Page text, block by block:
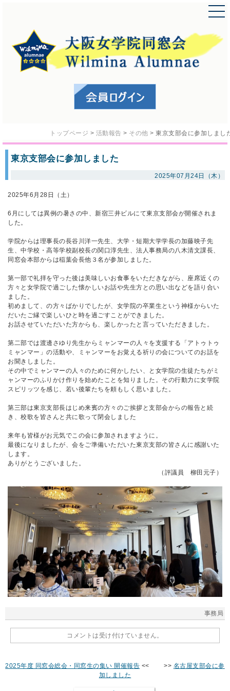
トップページ > 活動報告 > その他 > 東京支部会に参加しまし
東京支部会に参加しました
2025年07月24日（木）
2025年6月28日（土）
6月にしては異例の暑さの中、新宿三井ビルにて東京支部会が開催されま
した。
学院からは理事長の長谷川洋一先生、大学・短期大学学長の加藤映子先
生、中学校・高等学校副校長の関口淳先生、法人事務局の八木清文課長、
同窓会本部からは稲葉会長他３名が参加しました。
第一部で礼拝を守った後は美味しいお食事をいただきながら、座席近くの
方々と女学院で過ごした懐かしいお話や先生方との思い出などを語り合い
ました。
初めまして、の方々ばかりでしたが、女学院の卒業生という神様からいた
だいたご縁で楽しいひと時を過ごすことができました。
お話させていただいた方からも、楽しかったと言っていただきました。
第二部では渡邊さゆり先生からミャンマーの人々を支援する「アトゥトゥ
ミャンマー」の活動や、ミャンマーをお覚える祈りの会についてのお話を
お聞きしました。
その中でミャンマーの人々のために何かしたい、と女学院の生徒たちがミ
ャンマーのふりかけ作りを始めたことを知りました。その行動力に女学院
スピリッツを感じ、若い後輩たちを頼もしく思いました。
第三部は東京支部長はじめ来賓の方々のご挨拶と支部会からの報告と続
き、校歌を皆さんと共に歌って閉会しました
来年も皆様がお元気でこの会に参加されますように。
最後になりましたが、会をご準備いただいた東京支部の皆さんに感謝いた
します。
ありがとうございました。
（評議員 柳田元子）
事務局
コメントは受け付けていません。
2025年度 同窓会総会・同窓生の集い 開催報告 << >> 名古屋支部会に参
加しました